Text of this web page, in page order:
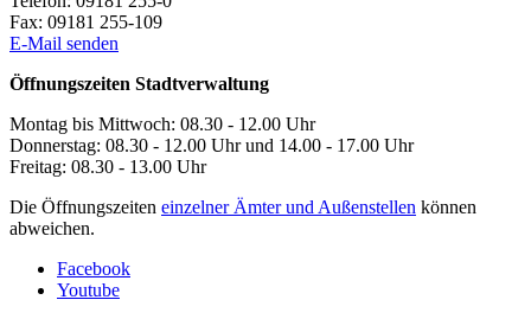
Fax: 09181 255-109
E-Mail senden
Öffnungszeiten Stadtverwaltung
Montag bis Mittwoch: 08.30 - 12.00 Uhr
Donnerstag: 08.30 - 12.00 Uhr und 14.00 - 17.00 Uhr
Freitag: 08.30 - 13.00 Uhr
Die Öffnungszeiten einzelner Ämter und Außenstellen können
abweichen.
Facebook
Youtube